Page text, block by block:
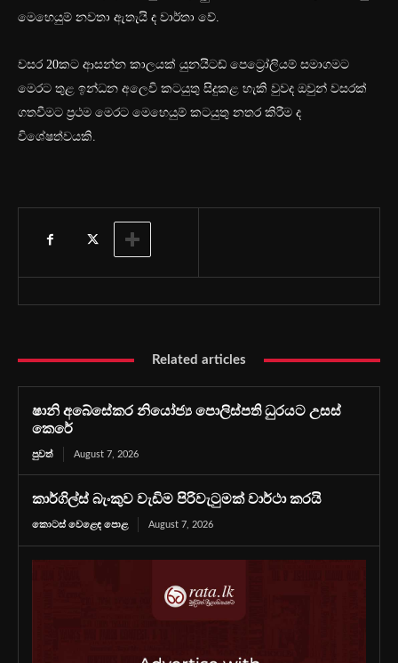
මෙහෙයුම් නවතා ඇතැයි ද වාර්තා වේ.
වසර 20කට ආසන්න කාලයක් යුනයිටඩ් පෙට්‍රෝලියම් සමාගමට
මෙරට තුළ ඉන්ධන අලෙවි කටයුතු සිදුකළ හැකි වුවද ඔවුන් වසරක්
ගතවීමට ප්‍රථම මෙරට මෙහෙයුම් කටයුතු නතර කිරීම ද
විශේෂත්වයකි.
Related articles
ෂානි අබේසේකර නියෝජ්‍ය පොලිස්පති ධුරයට උසස්
කෙරේ
පුවත් August 7, 2026
කාර්ගිල්ස් බැංකුව වැඩිම පිරිවැටුමක් වාර්ථා කරයි
කොටස් වෙළෙඳ පොළ August 7, 2026